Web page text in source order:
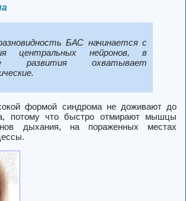
БАС начинается с
центральных нейронов, в
развития охватывает
формой синдрома не доживают до
потому что быстро отмирают мышцы
дыхания, на пораженных местах